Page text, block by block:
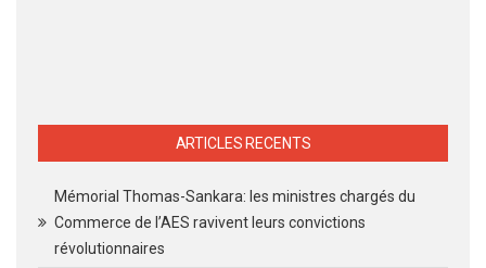
ARTICLES RECENTS
Mémorial Thomas-Sankara: les ministres chargés du
Commerce de l’AES ravivent leurs convictions
révolutionnaires